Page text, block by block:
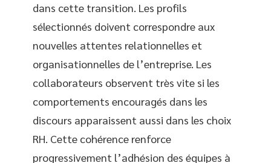
dans cette transition. Les profils
sélectionnés doivent correspondre aux
nouvelles attentes relationnelles et
organisationnelles de l’entreprise. Les
collaborateurs observent très vite si les
comportements encouragés dans les
discours apparaissent aussi dans les choix
RH. Cette cohérence renforce
progressivement l’adhésion des équipes à